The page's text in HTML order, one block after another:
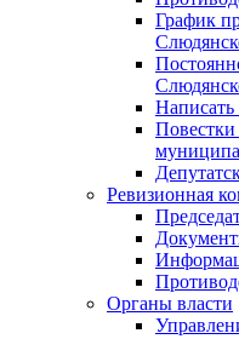
График
Ревизионная
Органы власти